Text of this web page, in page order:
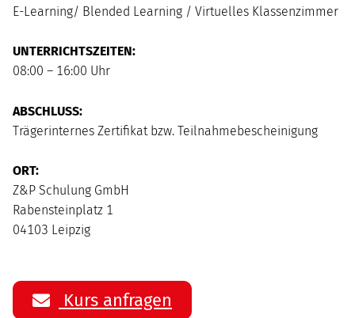
E-Learning/ Blended Learning / Virtuelles Klassenzimmer
UNTERRICHTSZEITEN:
08:00 – 16:00 Uhr
ABSCHLUSS:
Trägerinternes Zertifikat bzw. Teilnahmebescheinigung
ORT:
Z&P Schulung GmbH
Rabensteinplatz 1
04103 Leipzig
Kurs anfragen